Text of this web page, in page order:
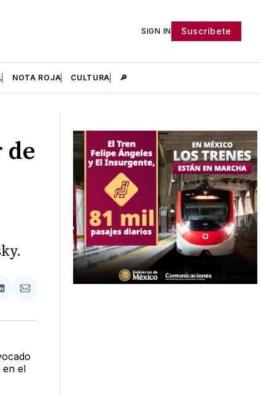
SIGN IN Suscríbete
NOTA ROJA CULTURA 🔎
de
Compartir
LinkedIn
Compartir
Email
en el